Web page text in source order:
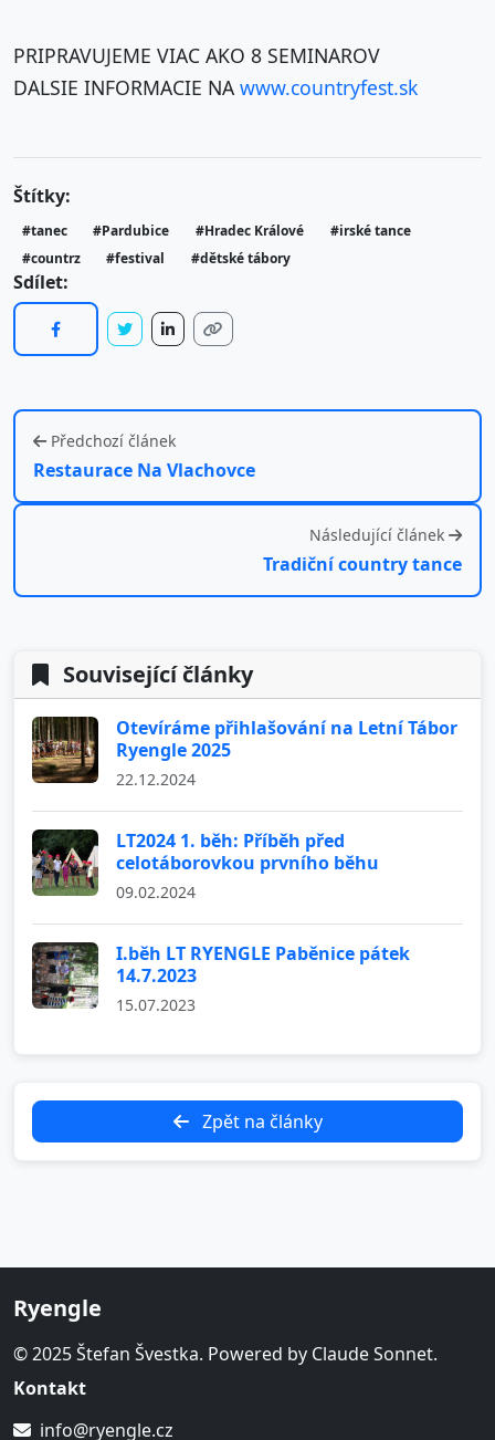
PRIPRAVUJEME VIAC AKO 8 SEMINAROV
DALSIE INFORMACIE NA www.countryfest.sk
Štítky:
#tanec #Pardubice #Hradec Králové
#irské tance
#countrz
#festival #dětské tábory
Sdílet:
Předchozí článek
Restaurace Na Vlachovce
Následující článek
Tradiční country tance
Související články
Otevíráme přihlašování na Letní Tábor
Ryengle 2025
22.12.2024
LT2024 1. běh: Příběh před
celotáborovkou prvního běhu
09.02.2024
I.běh LT RYENGLE Paběnice pátek
14.7.2023
15.07.2023
Zpět na články
Ryengle
© 2025 Štefan Švestka. Powered by Claude Sonnet.
Kontakt
info@ryengle.cz